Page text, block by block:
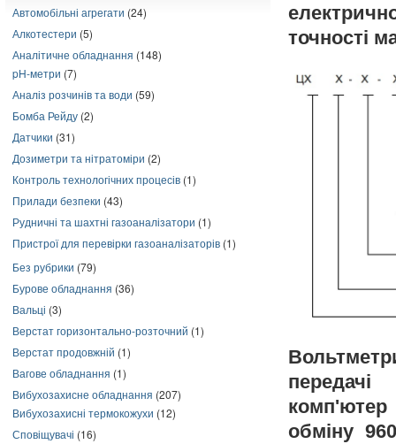
Автомобільні агрегати (24)
Алкотестери (5)
Аналітичне обладнання (148)
pH-метри (7)
Аналіз розчинів та води (59)
Бомба Рейду (2)
Датчики (31)
Дозиметри та нітратоміри (2)
Контроль технологічних процесів (1)
Прилади безпеки (43)
Рудничні та шахтні газоаналізатори (1)
Пристрої для перевірки газоаналізаторів (1)
Без рубрики (79)
Бурове обладнання (36)
Вальці (3)
Верстат горизонтально-розточний (1)
Верстат продовжній (1)
Вагове обладнання (1)
Вибухозахисне обладнання (207)
Вибухозахисні термокожухи (12)
Сповіщувачі (16)
точності
комп'ютер
обміну